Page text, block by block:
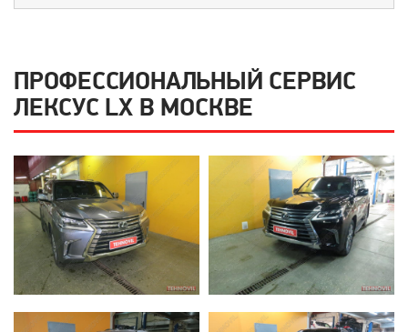
ПРОФЕССИОНАЛЬНЫЙ СЕРВИС
ЛЕКСУС LX В МОСКВЕ